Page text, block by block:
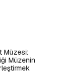
Müzesi:
Müzenin